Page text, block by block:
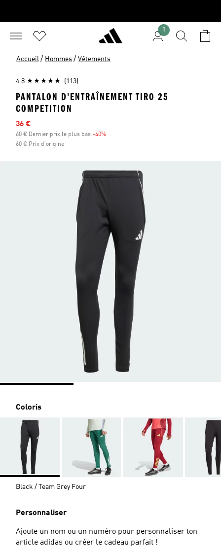
1
Accueil / Hommes / Vêtements
4.8 (113)
PANTALON D'ENTRAÎNEMENT TIRO 25
COMPETITION
Prix en promo
36 €
60 € Dernier prix le plus bas -40%
60 € Prix d'origine
Coloris
Black / Team Grey Four
Personnaliser
Ajoute un nom ou un numéro pour personnaliser ton
article adidas ou créer le cadeau parfait !